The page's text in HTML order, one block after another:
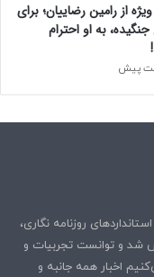
از رامین رضاییان؛ برای
جنگیده، به او احترام
روزنامه نگاری،
محتوا و.. در سال ۱۴۰۴ تاسیس شد و توانست تجربیات و
اخبار همه جانبه و